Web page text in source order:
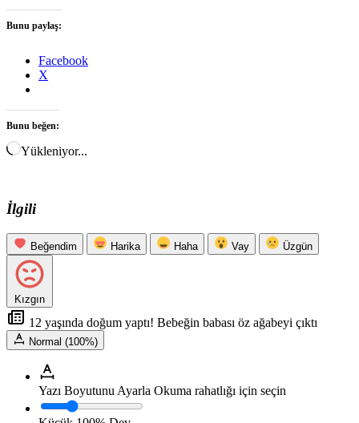
Bunu paylaş:
Facebook
X
Bunu beğen:
Yükleniyor...
İlgili
Beğendim Harika Haha Vay Üzgün
Kızgın
12 yaşında doğum yaptı! Bebeğin babası öz ağabeyi çıktı
Normal (100%)
Yazı Boyutunu Ayarla Okuma rahatlığı için seçin